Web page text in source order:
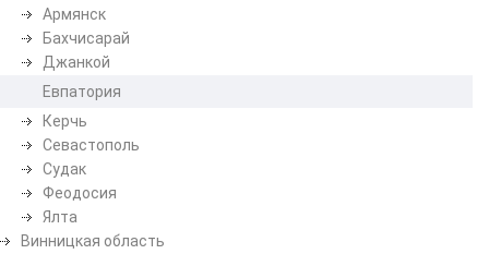
Армянск
Бахчисарай
Джанкой
Евпатория
Керчь
Севастополь
Судак
Феодосия
Ялта
Винницкая область